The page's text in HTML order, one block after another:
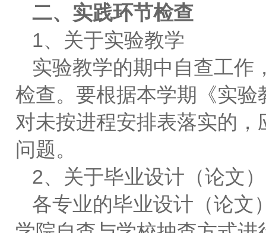
二、实践环节检查
1、关于实验教学
实验教学的期中自查工作
检查。要根据本学期《实
对未按进程安排表落实的
问题。
2、关于毕业设计（论文）
各专业的毕业设计（论文